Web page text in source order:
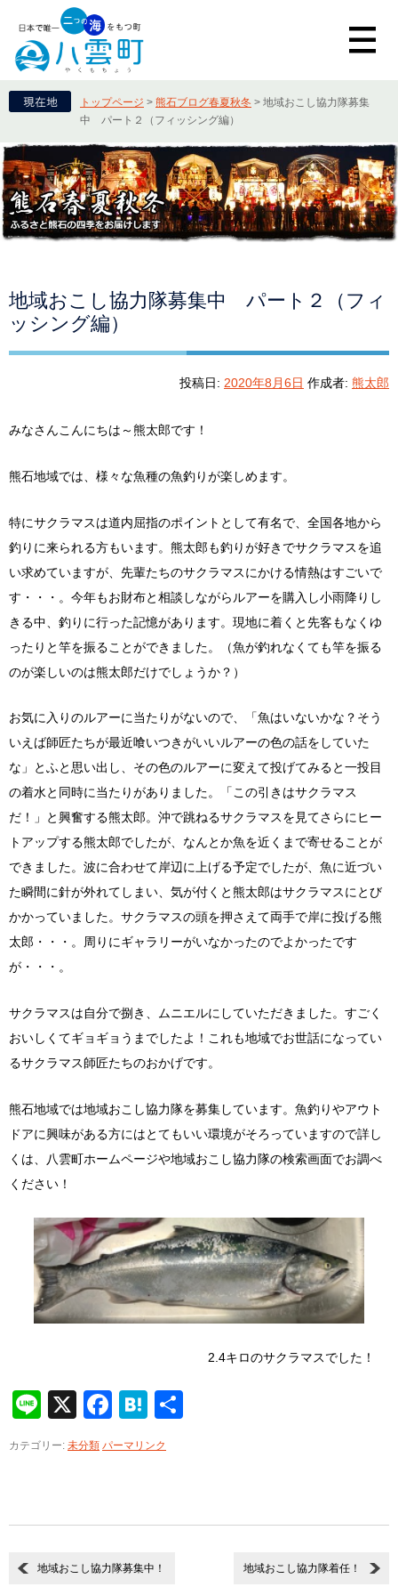
トップページ > 熊石ブログ春夏秋冬 > 地域おこし協力隊募集
中 パート２（フィッシング編）
地域おこし協力隊募集中 パート２（フィ
ッシング編）
投稿日: 2020年8月6日 作成者: 熊太郎
みなさんこんにちは～熊太郎です！
熊石地域では、様々な魚種の魚釣りが楽しめます。
特にサクラマスは道内屈指のポイントとして有名で、全国各地から
釣りに来られる方もいます。熊太郎も釣りが好きでサクラマスを追
い求めていますが、先輩たちのサクラマスにかける情熱はすごいで
す・・・。今年もお財布と相談しながらルアーを購入し小雨降りし
きる中、釣りに行った記憶があります。現地に着くと先客もなくゆ
ったりと竿を振ることができました。（魚が釣れなくても竿を振る
のが楽しいのは熊太郎だけでしょうか？）
お気に入りのルアーに当たりがないので、「魚はいないかな？そう
いえば師匠たちが最近喰いつきがいいルアーの色の話をしていた
な」とふと思い出し、その色のルアーに変えて投げてみると一投目
の着水と同時に当たりがありました。「この引きはサクラマス
だ！」と興奮する熊太郎。沖で跳ねるサクラマスを見てさらにヒー
トアップする熊太郎でしたが、なんとか魚を近くまで寄せることが
できました。波に合わせて岸辺に上げる予定でしたが、魚に近づい
た瞬間に針が外れてしまい、気が付くと熊太郎はサクラマスにとび
かかっていました。サクラマスの頭を押さえて両手で岸に投げる熊
太郎・・・。周りにギャラリーがいなかったのでよかったです
が・・・。
サクラマスは自分で捌き、ムニエルにしていただきました。すごく
おいしくてギョギョうまでしたよ！これも地域でお世話になってい
るサクラマス師匠たちのおかげです。
熊石地域では地域おこし協力隊を募集しています。魚釣りやアウト
ドアに興味がある方にはとてもいい環境がそろっていますので詳し
くは、八雲町ホームページや地域おこし協力隊の検索画面でお調べ
ください！
2.4キロのサクラマスでした！
Line
X Facebook
Hatena
カテゴリー: 未分類 パーマリンク
地域おこし協力隊募集中！ 地域おこし協力隊着任！